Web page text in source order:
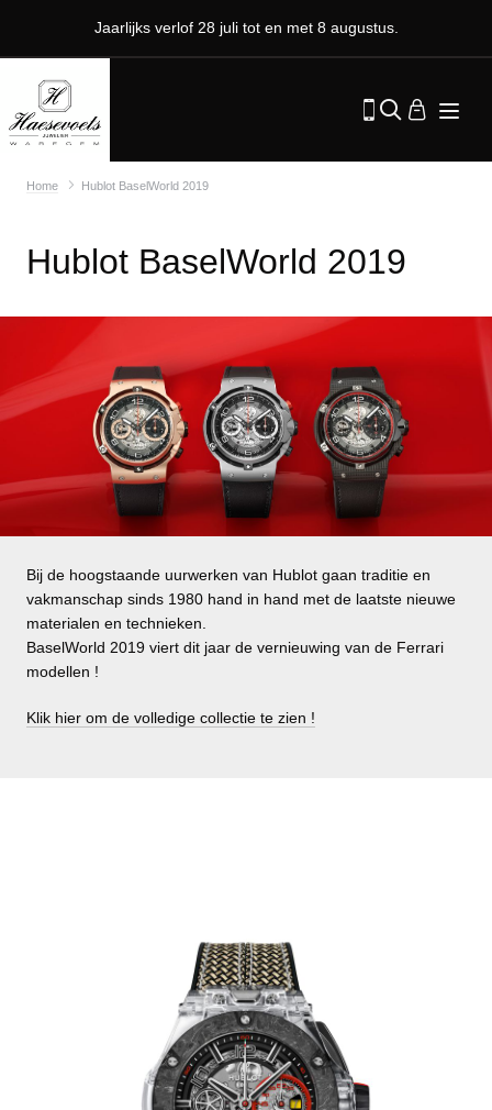
Jaarlijks verlof 28 juli tot en met 8 augustus.
Home Hublot BaselWorld 2019
Hublot BaselWorld 2019
Bij de hoogstaande uurwerken van Hublot gaan traditie en
vakmanschap sinds 1980 hand in hand met de laatste nieuwe
materialen en technieken.
BaselWorld 2019 viert dit jaar de vernieuwing van de Ferrari
modellen !
Klik hier om de volledige collectie te zien !